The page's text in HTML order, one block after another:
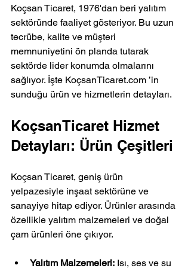
Koçsan Ticaret, 1976'dan beri yalıtım
sektöründe faaliyet gösteriyor. Bu uzun
tecrübe, kalite ve müşteri
memnuniyetini ön planda tutarak
sektörde lider konumda olmalarını
sağlıyor. İşte KoçsanTicaret.com ’in
sunduğu ürün ve hizmetlerin detayları.
KoçsanTicaret Hizmet
Detayları: Ürün Çeşitleri
Koçsan Ticaret, geniş ürün
yelpazesiyle inşaat sektörüne ve
sanayiye hitap ediyor. Ürünler arasında
özellikle yalıtım malzemeleri ve doğal
çam ürünleri öne çıkıyor.
Yalıtım Malzemeleri: Isı, ses ve su